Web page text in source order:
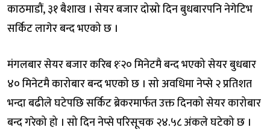
काठमाडौं, ३१ बैशाख । सेयर बजार दोस्रो दिन बुधबारपनि नेगेटिभ
सर्किट लागेर बन्द भएको छ ।
मंगलबार सेयर बजार करिब १ः२० मिनेटमै बन्द भएको सेयर बुधबार
४० मिनेटमै कारोबार बन्द भएको छ । सो अवधिमा नेप्से २ प्रतिशत
भन्दा बढीले घटेपछि सर्किट ब्रेकरमार्फत उक्त दिनको सेयर कारोबार
बन्द गरेको हो । सो दिन नेप्से परिसूचक २४.५८ अंकले घटेको छ ।